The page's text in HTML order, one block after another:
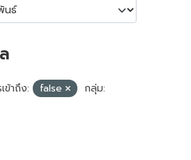
ข้าถึง: false
กลุ่ม: